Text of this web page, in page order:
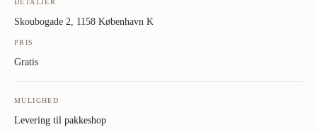
DETALJER
Skoubogade 2, 1158 København K
PRIS
Gratis
MULIGHED
Levering til pakkeshop